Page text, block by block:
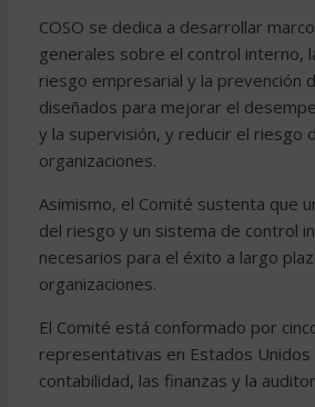
COSO se dedica a desarrollar
generales sobre el control interno,
riesgo empresarial y la prevención
diseñados para mejorar el
y la supervisión, y reducir el riesgo
organizaciones.
Asimismo, el Comité sustenta que
del riesgo y un sistema de control
necesarios para el éxito a largo
organizaciones.
El Comité está conformado por
representativas en Estados Unidos
contabilidad, las finanzas y la